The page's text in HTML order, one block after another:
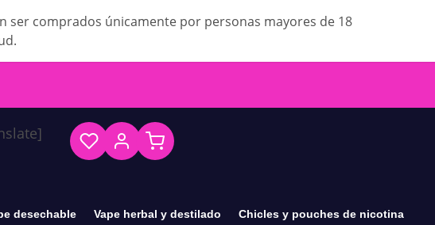
ser comprados únicamente por personas mayores de 18
desechable Vape herbal y destilado Chicles y pouches de nicotina